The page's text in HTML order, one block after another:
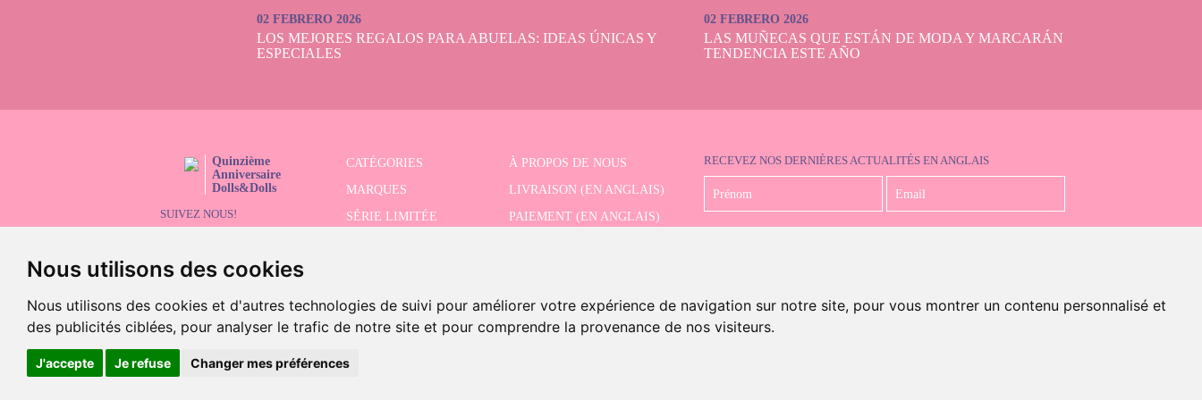
Nous utilisons des cookies
Nous utilisons des cookies et d'autres technologies de suivi pour améliorer votre expérience de navigation sur notre site, pour vous montrer un contenu personnalisé et
des publicités ciblées, pour analyser le trafic de notre site et pour comprendre la provenance de nos visiteurs.
J'accepte Je refuse Changer mes préférences
trouver le cadeau parfait pour vos petits. Tous nos produits sont fabriqués avec des matériaux non toxiques et
respectent les normes de sécurité les plus strictes. Découvrez un monde de possibilités et laissez-les explorer leur
02 FEBRERO 2026
LOS MEJORES REGALOS PARA ABUELAS: IDEAS ÚNICAS Y
ESPECIALES
02 FEBRERO 2026
LAS MUÑECAS QUE ESTÁN DE MODA Y MARCARÁN
TENDENCIA ESTE AÑO
Quinzième
Anniversaire
Dolls&Dolls
SUIVEZ NOUS!
CATÉGORIES
À PROPOS DE NOUS
MARQUES
LIVRAISON (EN ANGLAIS)
SÉRIE LIMITÉE
PAIEMENT (EN ANGLAIS)
RECEVEZ NOS DERNIÈRES ACTUALITÉS EN ANGLAIS
©2026 Dolls And Dolls. Tous les droits sont réservés.